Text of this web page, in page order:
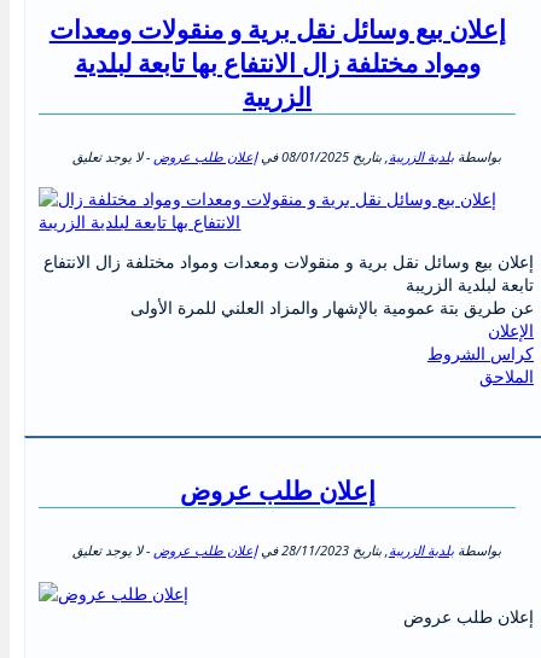
إعلان بيع وسائل نقل برية و منقولات ومعدات
ومواد مختلفة زال الانتفاع بها تابعة لبلدية
الزريبة
بواسطةبلدية الزريبة, بتاريخ08/01/2025فيإعلان طلب عروض - لا يوجد تعليق
إعلان بيع وسائل نقل برية و منقولات ومعدات ومواد مختلفة زال الانتفاع
تابعة لبلدية الزريبة
عن طريق بتة عمومية بالإشهار والمزاد العلني للمرة الأولى
الإعلان
كراس الشروط
الملاحق
إعلان طلب عروض
بواسطةبلدية الزريبة, بتاريخ28/11/2023فيإعلان طلب عروض - لا يوجد تعليق
إعلان طلب عروض